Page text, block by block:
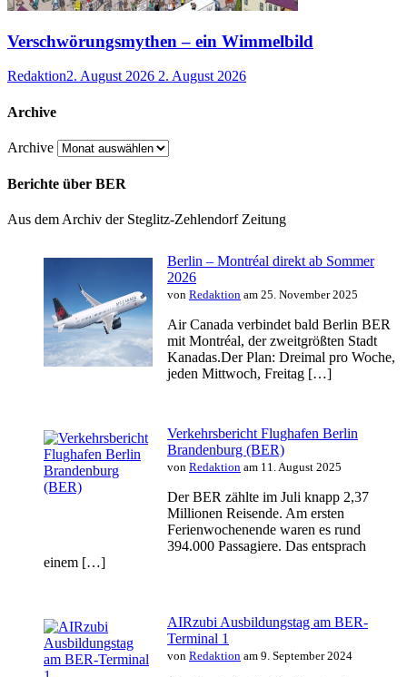
Verschwörungsmythen – ein Wimmelbild
Redaktion2. August 2026 2. August 2026
Archive
Archive
Berichte über BER
Aus dem Archiv der Steglitz-Zehlendorf Zeitung
Berlin – Montréal direkt ab Sommer
2026
von Redaktion am 25. November 2025
Air Canada verbindet bald Berlin BER
mit Montréal, der zweitgrößten Stadt
Kanadas.Der Plan: Dreimal pro Woche,
jeden Mittwoch, Freitag […]
Verkehrsbericht Flughafen Berlin
Brandenburg (BER)
von Redaktion am 11. August 2025
Der BER zählte im Juli knapp 2,37
Millionen Reisende. Am ersten
Ferienwochenende waren es rund
394.000 Passagiere. Das entsprach
einem […]
AIRzubi Ausbildungstag am BER-
Terminal 1
von Redaktion am 9. September 2024